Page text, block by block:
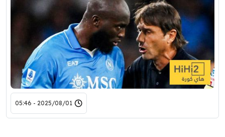
2025/08/01 - 05:46